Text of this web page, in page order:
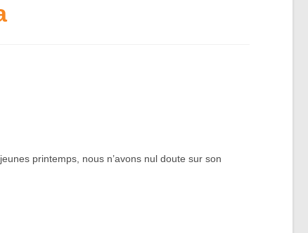
printemps, nous n’avons nul doute sur son